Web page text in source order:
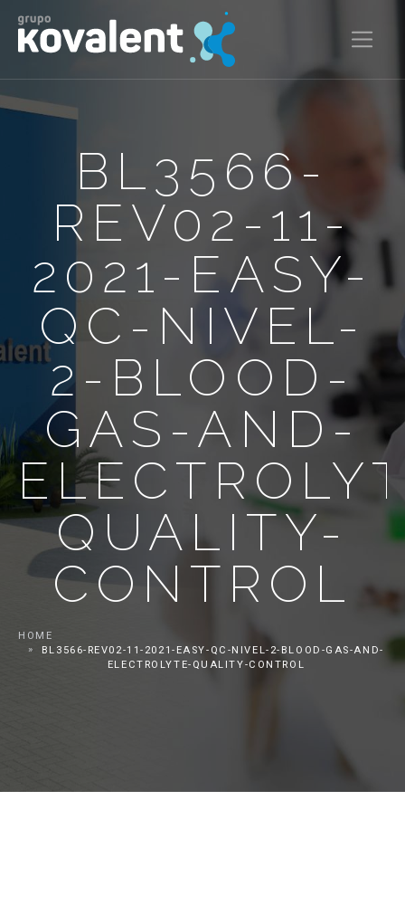
BL3566-
REV02-11-
2021-EASY-
QC-NIVEL-
2-BLOOD-
GAS-AND-
QUALITY-
CONTROL
HOME
BL3566-REV02-11-2021-EASY-QC-NIVEL-2-BLOOD-GAS-AND-
ELECTROLYTE-QUALITY-CONTROL